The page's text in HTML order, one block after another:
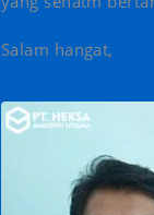
Salam hangat,